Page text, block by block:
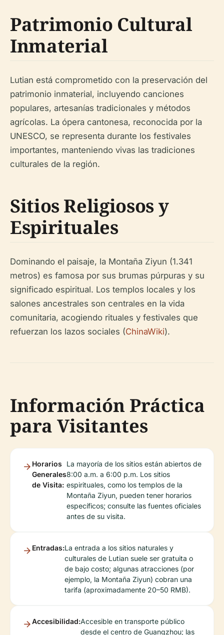
Patrimonio Cultural
Inmaterial
Lutian está comprometido con la preservación del
patrimonio inmaterial, incluyendo canciones
populares, artesanías tradicionales y métodos
agrícolas. La ópera cantonesa, reconocida por la
UNESCO, se representa durante los festivales
importantes, manteniendo vivas las tradiciones
culturales de la región.
Sitios Religiosos y
Espirituales
Dominando el paisaje, la Montaña Ziyun (1.341
metros) es famosa por sus brumas púrpuras y su
significado espiritual. Los templos locales y los
salones ancestrales son centrales en la vida
comunitaria, acogiendo rituales y festivales que
refuerzan los lazos sociales (ChinaWiki).
Información Práctica
para Visitantes
Horarios
Generales
de Visita:
La mayoría de los sitios están abiertos de
8:00 a.m. a 6:00 p.m. Los sitios
espirituales, como los templos de la
Montaña Ziyun, pueden tener horarios
específicos; consulte las fuentes oficiales
antes de su visita.
Entradas:La entrada a los sitios naturales y
culturales de Lutian suele ser gratuita o
de bajo costo; algunas atracciones (por
ejemplo, la Montaña Ziyun) cobran una
tarifa (aproximadamente 20–50 RMB).
Accesibilidad:Accesible en transporte público
desde el centro de Guangzhou; las